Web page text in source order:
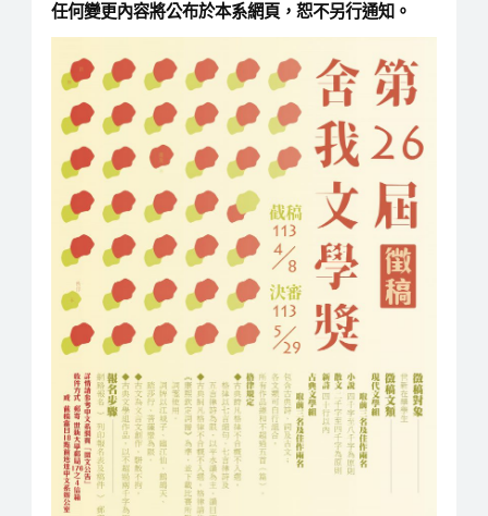
任何變更內容將公布於本系網頁，恕不另行通知。